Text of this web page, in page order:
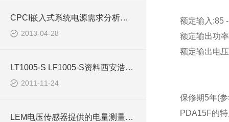
CPCI嵌入式系统电源需求分析与器件造型
2013-04-28
LT1005-S LF1005-S资料西安浩南电子
2011-11-24
LEM电压传感器提供的电量测量解决方案
额定输入 :85
额定输出功率
额定输出电压
保修期5年(
PDA15F的